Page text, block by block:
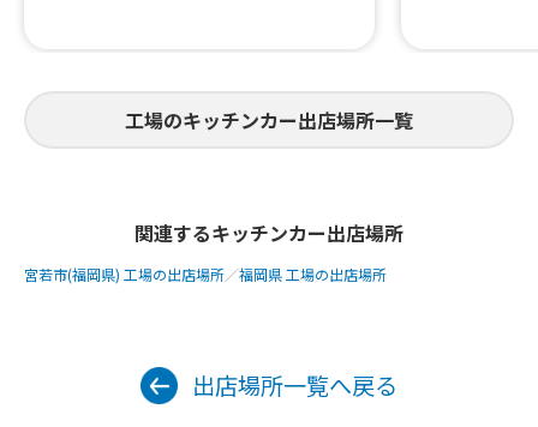
さをどうぞお楽しみください。
工場のキッチンカー出店場所一覧
関連するキッチンカー出店場所
宮若市(福岡県) 工場の出店場所／福岡県 工場の出店場所
出店場所一覧へ戻る